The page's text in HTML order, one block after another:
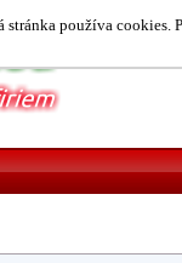
stránka používa cookies.